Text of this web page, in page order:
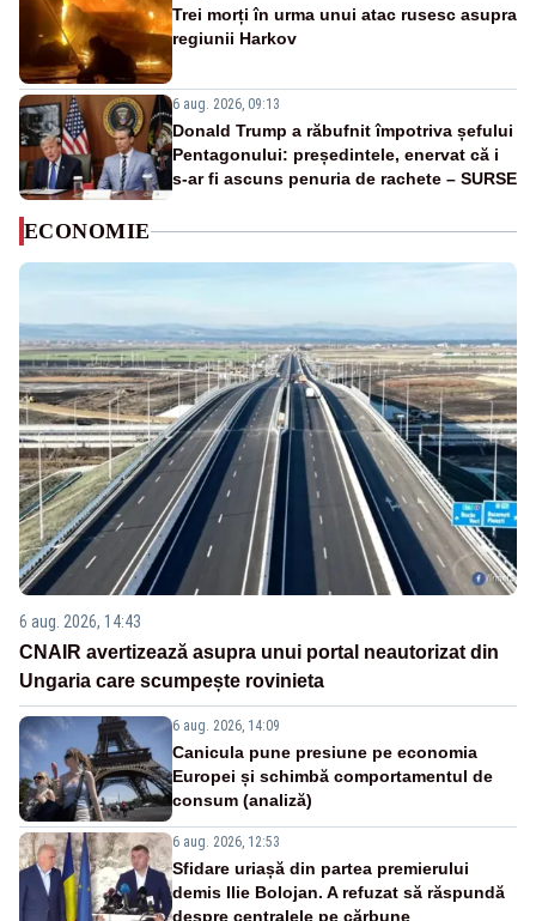
Trei morți în urma unui atac rusesc asupra
regiunii Harkov
6 aug. 2026, 09:13
Donald Trump a răbufnit împotriva șefului
Pentagonului: președintele, enervat că i
s-ar fi ascuns penuria de rachete – SURSE
ECONOMIE
6 aug. 2026, 14:43
CNAIR avertizează asupra unui portal neautorizat din
Ungaria care scumpește rovinieta
6 aug. 2026, 14:09
Canicula pune presiune pe economia
Europei și schimbă comportamentul de
consum (analiză)
6 aug. 2026, 12:53
Sfidare uriașă din partea premierului
demis Ilie Bolojan. A refuzat să răspundă
despre centralele pe cărbune